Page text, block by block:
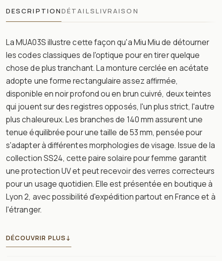
DESCRIPTIONDÉTAILSLIVRAISON
La MUA03S illustre cette façon qu'a Miu Miu de détourner
les codes classiques de l'optique pour en tirer quelque
chose de plus tranchant. La monture cerclée en acétate
adopte une forme rectangulaire assez affirmée,
disponible en noir profond ou en brun cuivré, deux teintes
qui jouent sur des registres opposés, l'un plus strict, l'autre
plus chaleureux. Les branches de 140 mm assurent une
tenue équilibrée pour une taille de 53 mm, pensée pour
s'adapter à différentes morphologies de visage. Issue de la
collection SS24, cette paire solaire pour femme garantit
une protection UV et peut recevoir des verres correcteurs
pour un usage quotidien. Elle est présentée en boutique à
Lyon 2, avec possibilité d'expédition partout en France et à
l'étranger.
DÉCOUVRIR PLUS↓